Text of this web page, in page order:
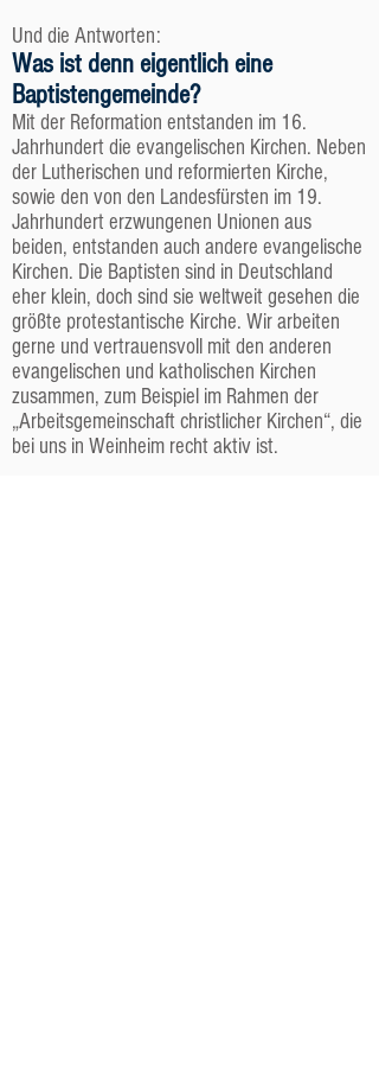
Und die Antworten:
Was ist denn eigentlich eine
Baptistengemeinde?
Mit der Reformation entstanden im 16.
Jahrhundert die evangelischen Kirchen. Neben
der Lutherischen und reformierten Kirche,
sowie den von den Landesfürsten im 19.
Jahrhundert erzwungenen Unionen aus
beiden, entstanden auch andere evangelische
Kirchen. Die Baptisten sind in Deutschland
eher klein, doch sind sie weltweit gesehen die
größte protestantische Kirche. Wir arbeiten
gerne und vertrauensvoll mit den anderen
evangelischen und katholischen Kirchen
zusammen, zum Beispiel im Rahmen der
„Arbeitsgemeinschaft christlicher Kirchen“, die
bei uns in Weinheim recht aktiv ist.